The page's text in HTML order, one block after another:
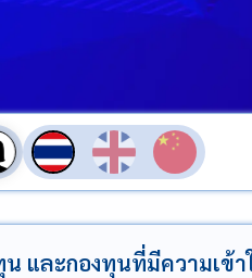
อ่าน
และกองทุนที่มีความเข้